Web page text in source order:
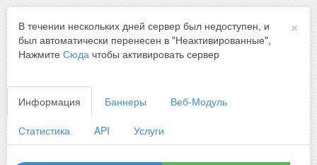
×
В течении нескольких дней сервер был недоступен, и
был автоматически перенесен в "Неактивированные",
Нажмите Сюда чтобы активировать сервер
Информация Баннеры Веб-Модуль
Статистика API Услуги